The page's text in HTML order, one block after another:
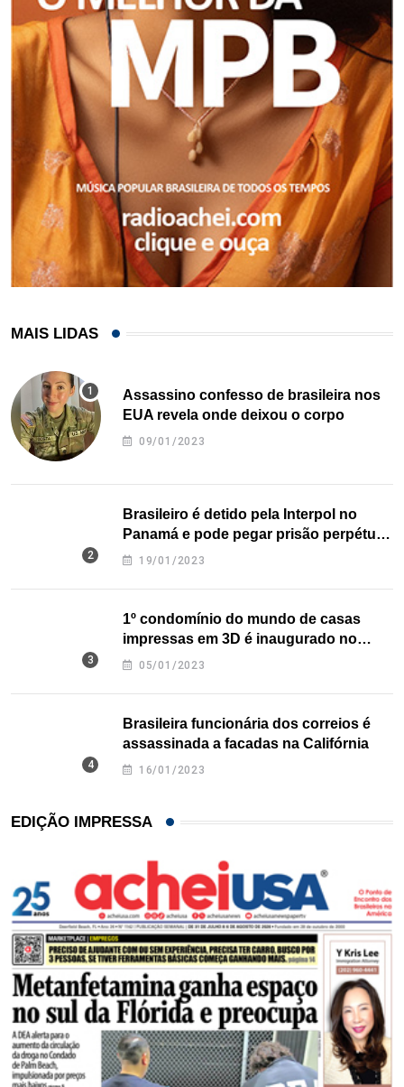
MAIS LIDAS
Assassino confesso de brasileira nos
EUA revela onde deixou o corpo
09/01/2023
Brasileiro é detido pela Interpol no
Panamá e pode pegar prisão perpétua
nos EUA
19/01/2023
1º condomínio do mundo de casas
impressas em 3D é inaugurado no
Texas
05/01/2023
Brasileira funcionária dos correios é
assassinada a facadas na Califórnia
16/01/2023
EDIÇÃO IMPRESSA